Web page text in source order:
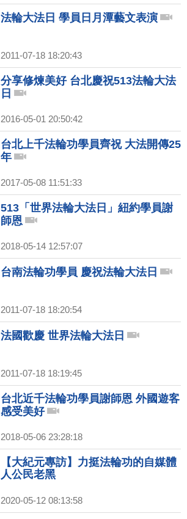
法輪大法日 學員日月潭藝文表演
2011-07-18 18:20:43
分享修煉美好 台北慶祝513法輪大法
日
2016-05-01 20:50:42
台北上千法輪功學員齊祝 大法開傳25
年
2017-05-08 11:51:33
513「世界法輪大法日」紐約學員謝
師恩
2018-05-14 12:57:07
台南法輪功學員 慶祝法輪大法日
2011-07-18 18:20:54
法國歡慶 世界法輪大法日
2011-07-18 18:19:45
台北近千法輪功學員謝師恩 外國遊客
感受美好
2018-05-06 23:28:18
【大紀元專訪】力挺法輪功的自媒體
人公民老黑
2020-05-12 08:13:58